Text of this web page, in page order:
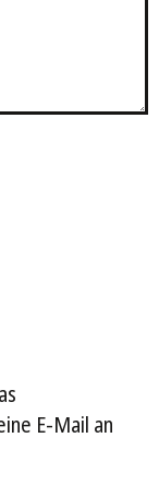
E-Mail an